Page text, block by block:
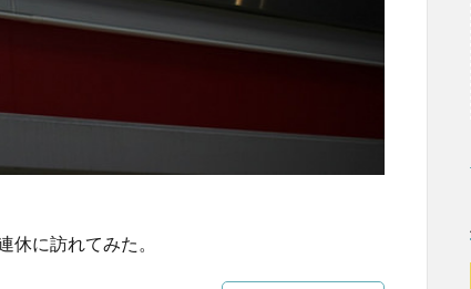
休に訪れてみた。